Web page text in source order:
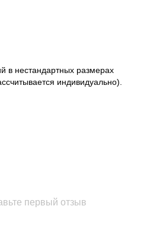
в нестандартных размерах
индивидуально).
первый отзыв